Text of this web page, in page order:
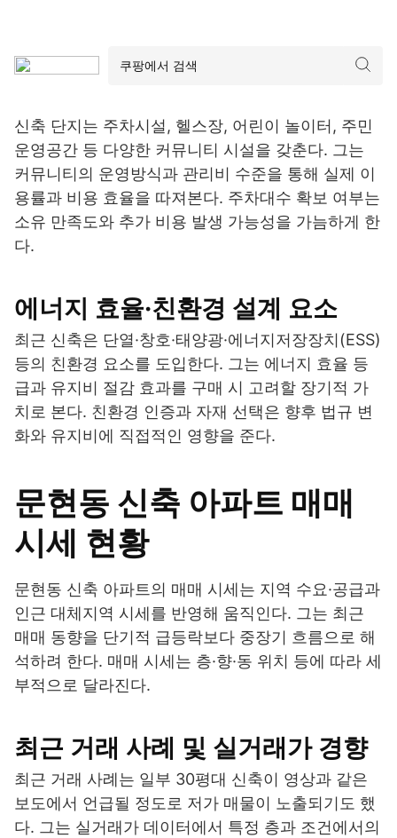
신축 단지는 주차시설, 헬스장, 어린이 놀이터, 주민
운영공간 등 다양한 커뮤니티 시설을 갖춘다. 그는
커뮤니티의 운영방식과 관리비 수준을 통해 실제 이
용률과 비용 효율을 따져본다. 주차대수 확보 여부는
소유 만족도와 추가 비용 발생 가능성을 가늠하게 한
다.
에너지 효율·친환경 설계 요소
최근 신축은 단열·창호·태양광·에너지저장장치(ESS)
등의 친환경 요소를 도입한다. 그는 에너지 효율 등
급과 유지비 절감 효과를 구매 시 고려할 장기적 가
치로 본다. 친환경 인증과 자재 선택은 향후 법규 변
화와 유지비에 직접적인 영향을 준다.
문현동 신축 아파트 매매
시세 현황
문현동 신축 아파트의 매매 시세는 지역 수요·공급과
인근 대체지역 시세를 반영해 움직인다. 그는 최근
매매 동향을 단기적 급등락보다 중장기 흐름으로 해
석하려 한다. 매매 시세는 층·향·동 위치 등에 따라 세
부적으로 달라진다.
최근 거래 사례 및 실거래가 경향
최근 거래 사례는 일부 30평대 신축이 영상과 같은
보도에서 언급될 정도로 저가 매물이 노출되기도 했
다. 그는 실거래가 데이터에서 특정 층과 조건에서의